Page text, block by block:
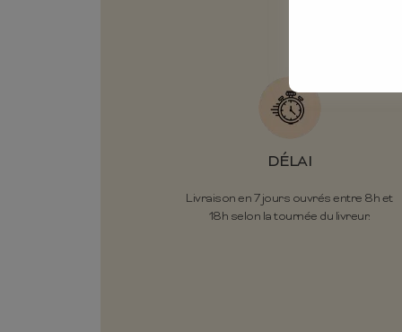
DÉLAI
Livraison en 7 jours ouvrés entre 8h et
18h selon la tournée du livreur.